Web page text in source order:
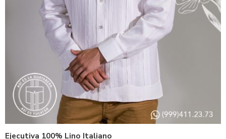
Ejecutiva 100% Lino Italiano
Gris
Hueso
Kaki
Rosado